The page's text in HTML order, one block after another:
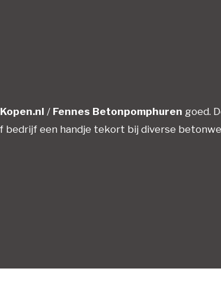
/ Fennes Betonpomphuren goed.
bedrijf een handje tekort bij diverse